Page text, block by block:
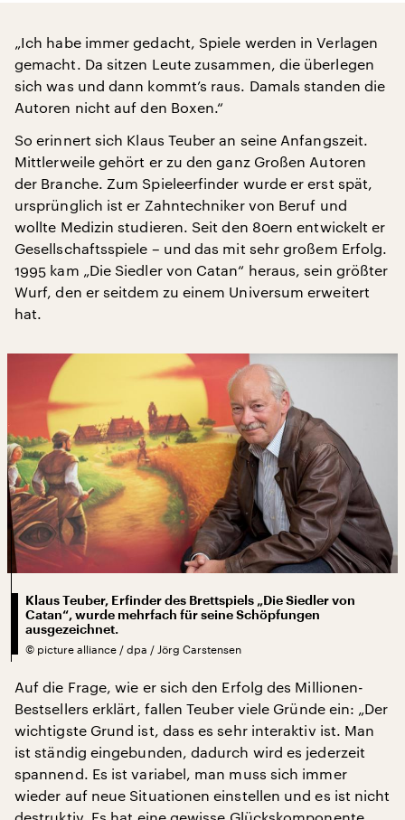
„Ich habe immer gedacht, Spiele werden in Verlagen
gemacht. Da sitzen Leute zusammen, die überlegen
sich was und dann kommt’s raus. Damals standen die
Autoren nicht auf den Boxen.“
So erinnert sich Klaus Teuber an seine Anfangszeit.
Mittlerweile gehört er zu den ganz Großen Autoren
der Branche. Zum Spieleerfinder wurde er erst spät,
ursprünglich ist er Zahntechniker von Beruf und
wollte Medizin studieren. Seit den 80ern entwickelt er
Gesellschaftsspiele – und das mit sehr großem Erfolg.
1995 kam „Die Siedler von Catan“ heraus, sein größter
Wurf, den er seitdem zu einem Universum erweitert
hat.
Klaus Teuber, Erfinder des Brettspiels „Die Siedler von
Catan“, wurde mehrfach für seine Schöpfungen
ausgezeichnet.
© picture alliance / dpa / Jörg Carstensen
Auf die Frage, wie er sich den Erfolg des Millionen-
Bestsellers erklärt, fallen Teuber viele Gründe ein: „Der
wichtigste Grund ist, dass es sehr interaktiv ist. Man
ist ständig eingebunden, dadurch wird es jederzeit
spannend. Es ist variabel, man muss sich immer
wieder auf neue Situationen einstellen und es ist nicht